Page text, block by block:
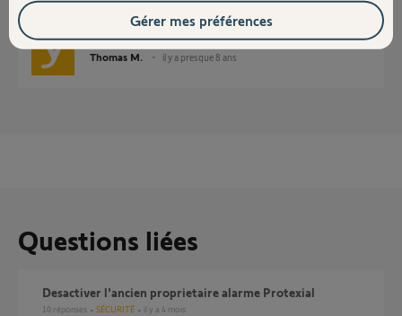
Thomas M. il y a presque 8 ans
Questions liées
Desactiver l'ancien proprietaire alarme Protexial
10 réponses SÉCURITÉ il y a 4 mois
Gérer mes préférences